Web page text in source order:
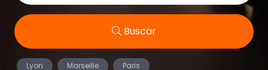
Buscar
Lyon Marseille Paris